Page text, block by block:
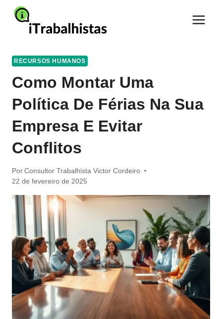
Pular
para
RECURSOS HUMANOS
Como Montar Uma
Política De Férias Na Sua
Empresa E Evitar
Conflitos
Por Consultor Trabalhista Victor Cordeiro
22 de fevereiro de 2025